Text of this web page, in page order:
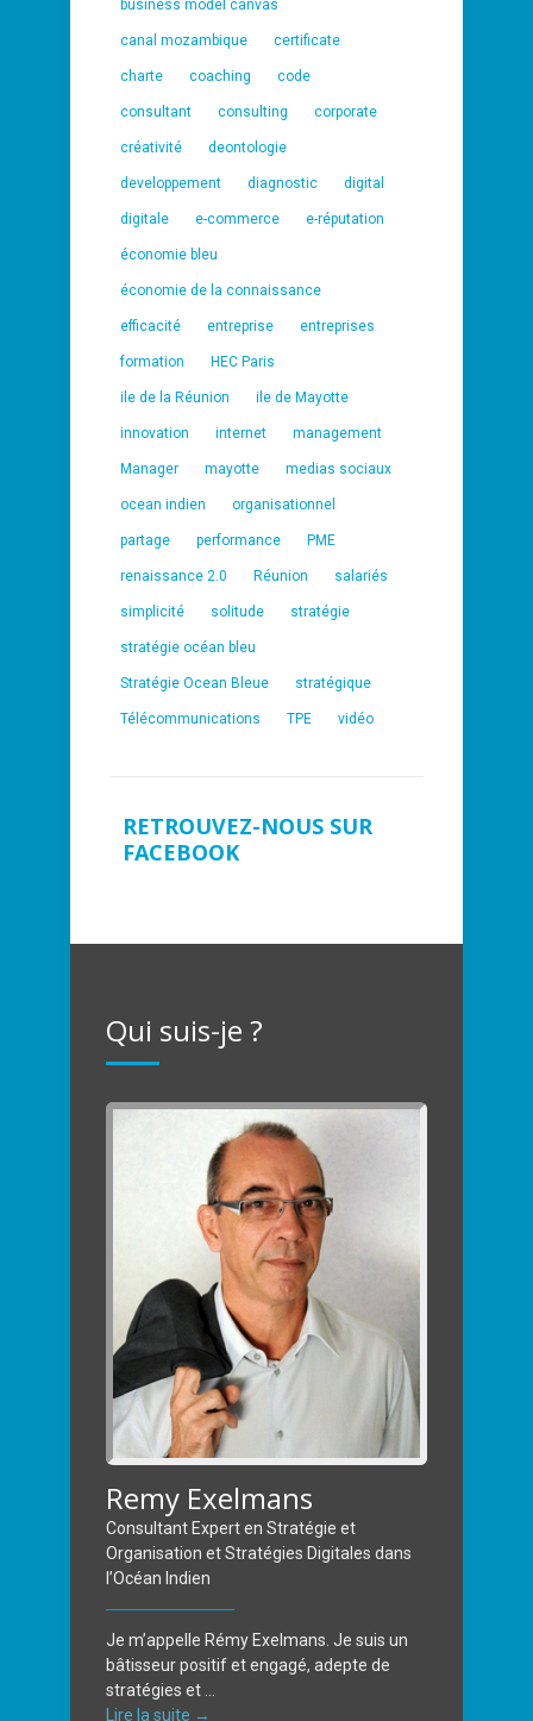
business model canvas
canal mozambique certificate
charte coaching code
consultant consulting corporate
créativité deontologie
developpement diagnostic digital
digitale e-commerce e-réputation
économie bleu
économie de la connaissance
efficacité entreprise entreprises
formation HEC Paris
ile de la Réunion ile de Mayotte
innovation internet management
Manager mayotte medias sociaux
ocean indien organisationnel
partage performance PME
renaissance 2.0 Réunion salariés
simplicité solitude stratégie
stratégie océan bleu
Stratégie Ocean Bleue stratégique
Télécommunications TPE vidéo
RETROUVEZ-NOUS SUR
FACEBOOK
Qui suis-je ?
Remy Exelmans
Consultant Expert en Stratégie et
Organisation et Stratégies Digitales dans
l’Océan Indien
Je m’appelle Rémy Exelmans. Je suis un
bâtisseur positif et engagé, adepte de
stratégies et ...
Lire la suite →